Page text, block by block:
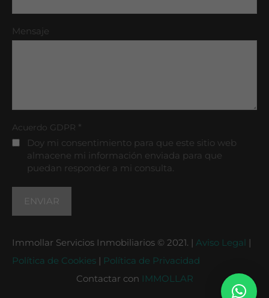
Mensaje
Acuerdo GDPR *
Doy mi consentimiento para que este sitio web
almacene mi información enviada para que
puedan responder a mi consulta.
Immollar Servicios Inmobiliarios © 2021. | Aviso Legal
|
Política de Cookies | Política de Privacidad
Contactar con IMMOLLAR